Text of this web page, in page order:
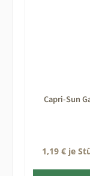
Capri-Sun
1,19 € je